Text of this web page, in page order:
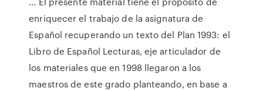
enriquecer el trabajo de la asignatura de
Español recuperando un texto del Plan 1993: el
Libro de Español Lecturas, eje articulador de
los materiales que en 1998 llegaron a los
maestros de este grado planteando, en base a